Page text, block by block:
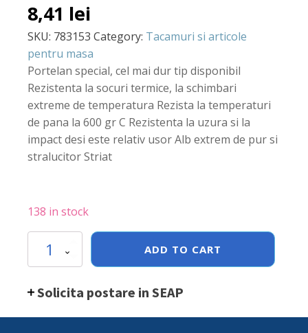
8,41 lei
SKU: 783153 Category: Tacamuri si articole
pentru masa
Portelan special, cel mai dur tip disponibil
Rezistenta la socuri termice, la schimbari
extreme de temperatura Rezista la temperaturi
de pana la 600 gr C Rezistenta la uzura si la
impact desi este relativ usor Alb extrem de pur si
stralucitor Striat
138 in stock
ramekin,
diam.
cm
ADD TO CART
Solicita postare in SEAP